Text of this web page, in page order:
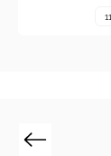
Previous